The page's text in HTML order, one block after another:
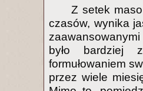
Z setek
czasów, wynika
było bardziej
formułowaniem
przez wiele